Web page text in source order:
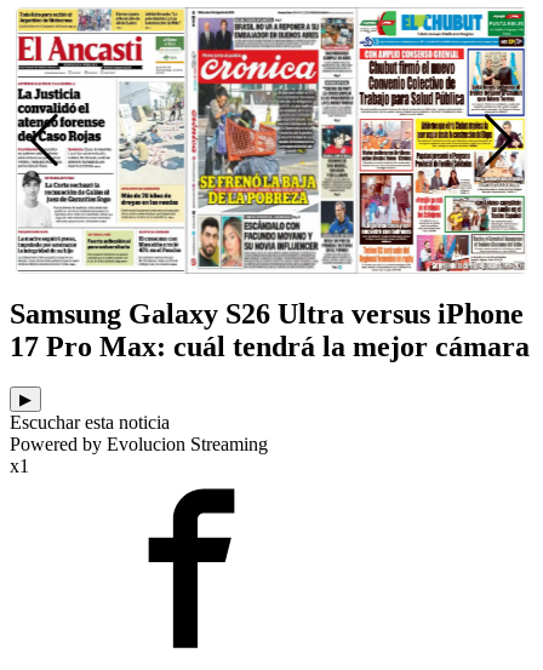
Samsung Galaxy S26 Ultra versus iPhone
17 Pro Max: cuál tendrá la mejor cámara
▶
Escuchar esta noticia
Powered by Evolucion Streaming
x1